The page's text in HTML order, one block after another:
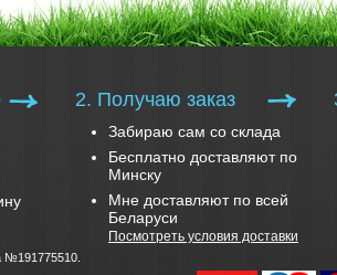
2. Получаю заказ
Забираю сам со склада
Бесплатно доставляют по
Минску
Мне доставляют по всей
Беларуси
Посмотреть условия доставки
№191775510.